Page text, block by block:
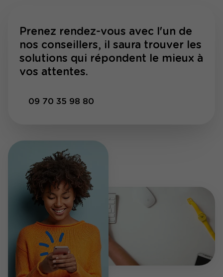
Prenez rendez-vous avec l'un de
nos conseillers, il saura trouver les
solutions qui répondent le mieux à
vos attentes.
09 70 35 98 80